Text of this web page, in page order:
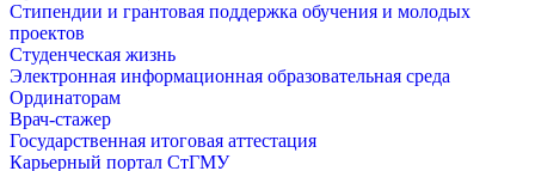
Стипендии и грантовая поддержка обучения и молодых
проектов
Студенческая жизнь
Электронная информационная образовательная среда
Ординаторам
Врач-стажер
Государственная итоговая аттестация
Карьерный портал СтГМУ